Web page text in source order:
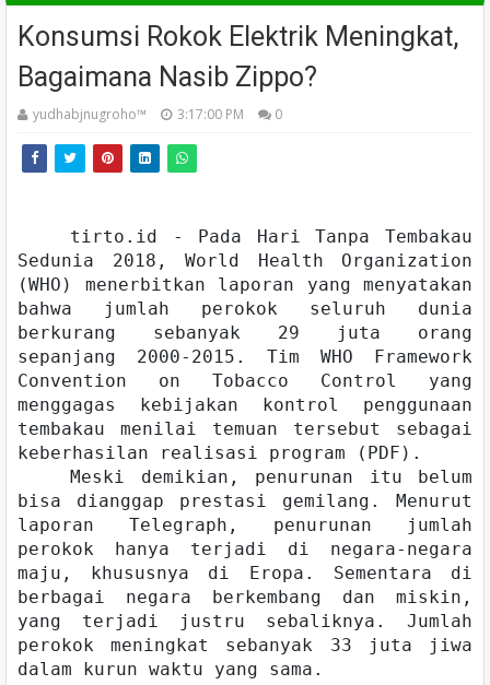
Konsumsi Rokok Elektrik Meningkat,
Bagaimana Nasib Zippo?
yudhabjnugroho™️ 3:17:00 PM 0
tirto.id - Pada Hari Tanpa Tembakau
Sedunia 2018, World Health Organization
(WHO) menerbitkan laporan yang menyatakan
bahwa jumlah perokok seluruh dunia
berkurang sebanyak 29 juta orang
sepanjang 2000-2015. Tim WHO Framework
Convention on Tobacco Control yang
menggagas kebijakan kontrol penggunaan
tembakau menilai temuan tersebut sebagai
keberhasilan realisasi program (PDF).
Meski demikian, penurunan itu belum
bisa dianggap prestasi gemilang. Menurut
laporan Telegraph, penurunan jumlah
perokok hanya terjadi di negara-negara
maju, khususnya di Eropa. Sementara di
berbagai negara berkembang dan miskin,
yang terjadi justru sebaliknya. Jumlah
perokok meningkat sebanyak 33 juta jiwa
dalam kurun waktu yang sama.